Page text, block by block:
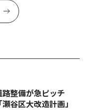
路整備が急ピッチ
谷区大改造計画」